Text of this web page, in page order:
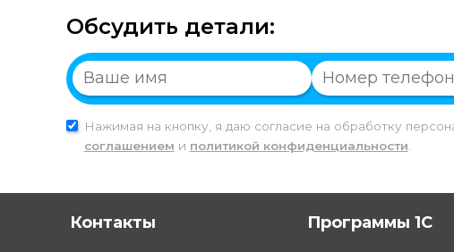
Обсудить детали:
Нажимая на кнопку, я даю согласие на обработку
соглашением и политикой конфиденциальности
Контакты Программы 1С